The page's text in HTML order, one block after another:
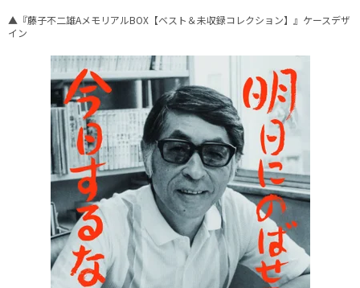
▲『藤子不二雄AメモリアルBOX【ベスト＆未収録コレクション】』ケースデザ
イン